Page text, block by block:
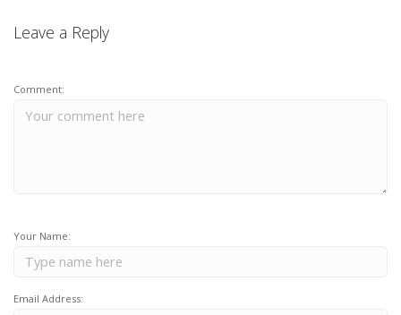
Leave a Reply
Comment:
Your Name:
Email Address: